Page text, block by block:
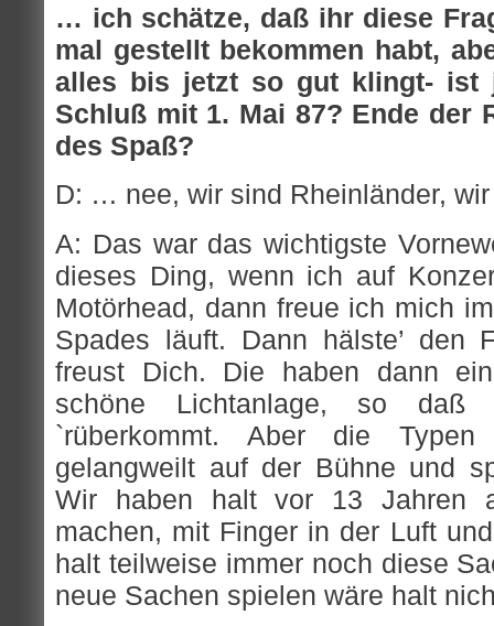
… ich schätze, daß ihr diese
mal gestellt bekommen habt,
alles bis jetzt so gut klingt- ist
Schluß mit 1. Mai 87? Ende der
des Spaß?
D: … nee, wir sind Rheinländer,
A: Das war das wichtigste
dieses Ding, wenn ich auf
Motörhead, dann freue ich mich
Spades läuft. Dann hälste’ den
freust Dich. Die haben dann
schöne Lichtanlage, so daß
`rüberkommt. Aber die
gelangweilt auf der Bühne und
Wir haben halt vor 13 Jahren
machen, mit Finger in der Luft
halt teilweise immer noch diese
neue Sachen spielen wäre halt